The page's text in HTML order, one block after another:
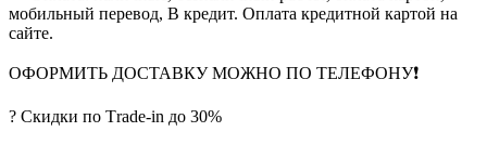
мобильный перевод, В кредит. Оплата кредитной картой на
сайте.
ОФОРМИТЬ ДОСТАВКУ МОЖНО ПО ТЕЛЕФОНУ❗
? Скидки по Тrade-in до 30%